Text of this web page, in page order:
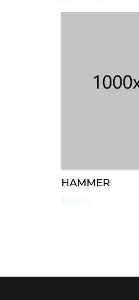
HAMMER